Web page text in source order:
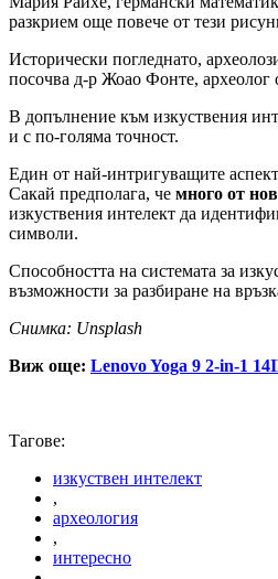
разкрием още повече от тези
Исторически погледнато,
посочва д-р Жоао Фонте, археолог
В допълнение към изкуствения
и с по-голяма точност.
Един от най-интригуващите
Сакай предполага, че много от
изкуствения интелект да
символи.
Способността на системата за
възможности за разбиране на
Снимка: Unsplash
Виж още: Lenovo Yoga 9 2-in-1
Тагове:
изкуствен интелект
,
археология
,
интересно